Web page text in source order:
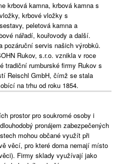
krbová kamna, krbová kamna s
krbové vložky s
peletová kamna a
nářadí, kouřovody a další.
pozáruční servis našich výrobků.
Rukov, s.r.o. vznikla v roce
tradiční rumburské firmy Rukov s
Reischl GmbH, čímž se stala
na trhu od roku 1854.
prostor pro soukromé osoby i
pronájem zabezpečených
mohou občané využít při
věcí, pro které doma nemají místo
Firmy sklady využívají jako